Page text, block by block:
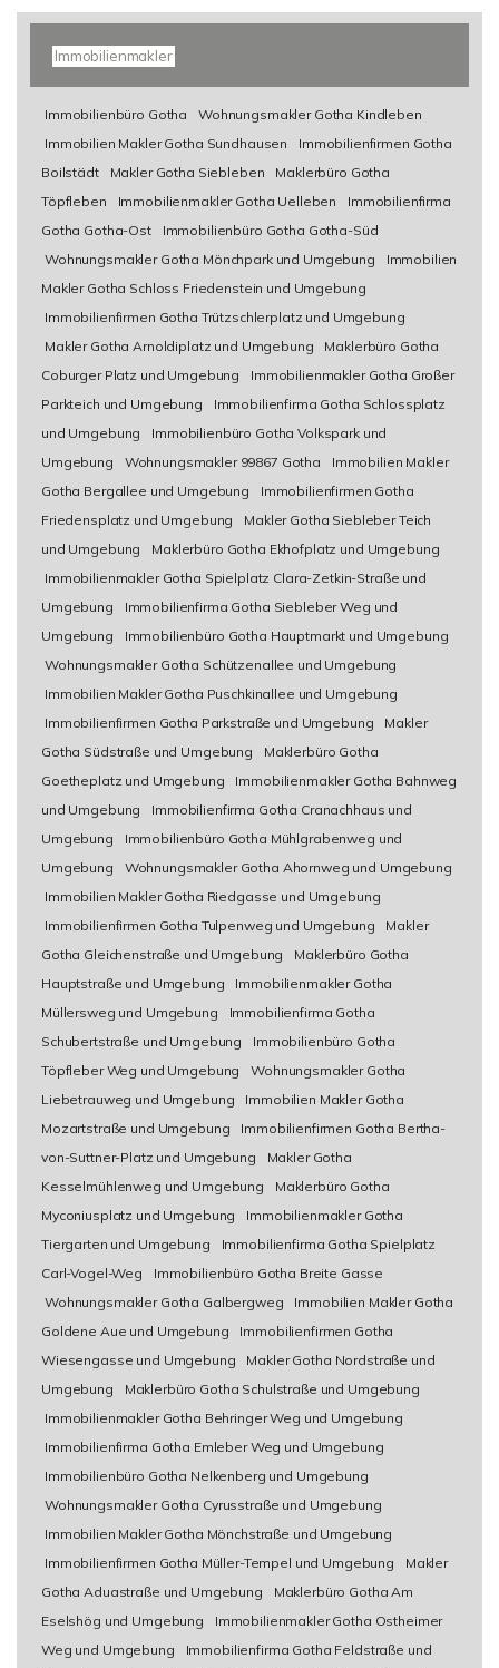
Immobilienmakler
Immobilienbüro Gotha
Wohnungsmakler Gotha Kindleben
Immobilien Makler Gotha Sundhausen
Immobilienfirmen Gotha
Boilstädt
Makler Gotha Siebleben
Maklerbüro Gotha
Töpfleben
Immobilienmakler Gotha Uelleben
Immobilienfirma
Gotha Gotha-Ost
Immobilienbüro Gotha Gotha-Süd
Wohnungsmakler Gotha Mönchpark und Umgebung
Immobilien
Makler Gotha Schloss Friedenstein und Umgebung
Immobilienfirmen Gotha Trützschlerplatz und Umgebung
Makler Gotha Arnoldiplatz und Umgebung
Maklerbüro Gotha
Coburger Platz und Umgebung
Immobilienmakler Gotha Großer
Parkteich und Umgebung
Immobilienfirma Gotha Schlossplatz
und Umgebung
Immobilienbüro Gotha Volkspark und
Umgebung
Wohnungsmakler 99867 Gotha
Immobilien Makler
Gotha Bergallee und Umgebung
Immobilienfirmen Gotha
Friedensplatz und Umgebung
Makler Gotha Siebleber Teich
und Umgebung
Maklerbüro Gotha Ekhofplatz und Umgebung
Immobilienmakler Gotha Spielplatz Clara-Zetkin-Straße und
Umgebung
Immobilienfirma Gotha Siebleber Weg und
Umgebung
Immobilienbüro Gotha Hauptmarkt und Umgebung
Wohnungsmakler Gotha Schützenallee und Umgebung
Immobilien Makler Gotha Puschkinallee und Umgebung
Immobilienfirmen Gotha Parkstraße und Umgebung
Makler
Gotha Südstraße und Umgebung
Maklerbüro Gotha
Goetheplatz und Umgebung
Immobilienmakler Gotha Bahnweg
und Umgebung
Immobilienfirma Gotha Cranachhaus und
Umgebung
Immobilienbüro Gotha Mühlgrabenweg und
Umgebung
Wohnungsmakler Gotha Ahornweg und Umgebung
Immobilien Makler Gotha Riedgasse und Umgebung
Immobilienfirmen Gotha Tulpenweg und Umgebung
Makler
Gotha Gleichenstraße und Umgebung
Maklerbüro Gotha
Hauptstraße und Umgebung
Immobilienmakler Gotha
Müllersweg und Umgebung
Immobilienfirma Gotha
Schubertstraße und Umgebung
Immobilienbüro Gotha
Töpfleber Weg und Umgebung
Wohnungsmakler Gotha
Liebetrauweg und Umgebung
Immobilien Makler Gotha
Mozartstraße und Umgebung
Immobilienfirmen Gotha Bertha-
von-Suttner-Platz und Umgebung
Makler Gotha
Kesselmühlenweg und Umgebung
Maklerbüro Gotha
Myconiusplatz und Umgebung
Immobilienmakler Gotha
Tiergarten und Umgebung
Immobilienfirma Gotha Spielplatz
Carl-Vogel-Weg
Immobilienbüro Gotha Breite Gasse
Wohnungsmakler Gotha Galbergweg
Immobilien Makler Gotha
Goldene Aue und Umgebung
Immobilienfirmen Gotha
Wiesengasse und Umgebung
Makler Gotha Nordstraße und
Umgebung
Maklerbüro Gotha Schulstraße und Umgebung
Immobilienmakler Gotha Behringer Weg und Umgebung
Immobilienfirma Gotha Emleber Weg und Umgebung
Immobilienbüro Gotha Nelkenberg und Umgebung
Wohnungsmakler Gotha Cyrusstraße und Umgebung
Immobilien Makler Gotha Mönchstraße und Umgebung
Immobilienfirmen Gotha Müller-Tempel und Umgebung
Makler
Gotha Aduastraße und Umgebung
Maklerbüro Gotha Am
Eselshög und Umgebung
Immobilienmakler Gotha Ostheimer
Weg und Umgebung
Immobilienfirma Gotha Feldstraße und